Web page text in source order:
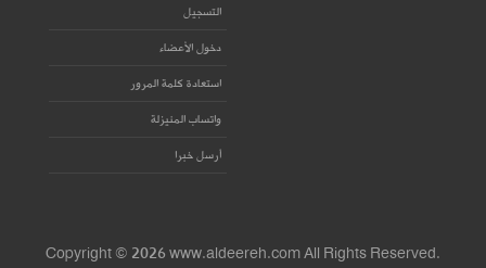
التسجيل
دخول الأعضاء
استعادة كلمة المرور
واتساب المنيزلة
أرسل خبرا
Copyright © 2026 www.aldeereh.com All Rights Reserved.